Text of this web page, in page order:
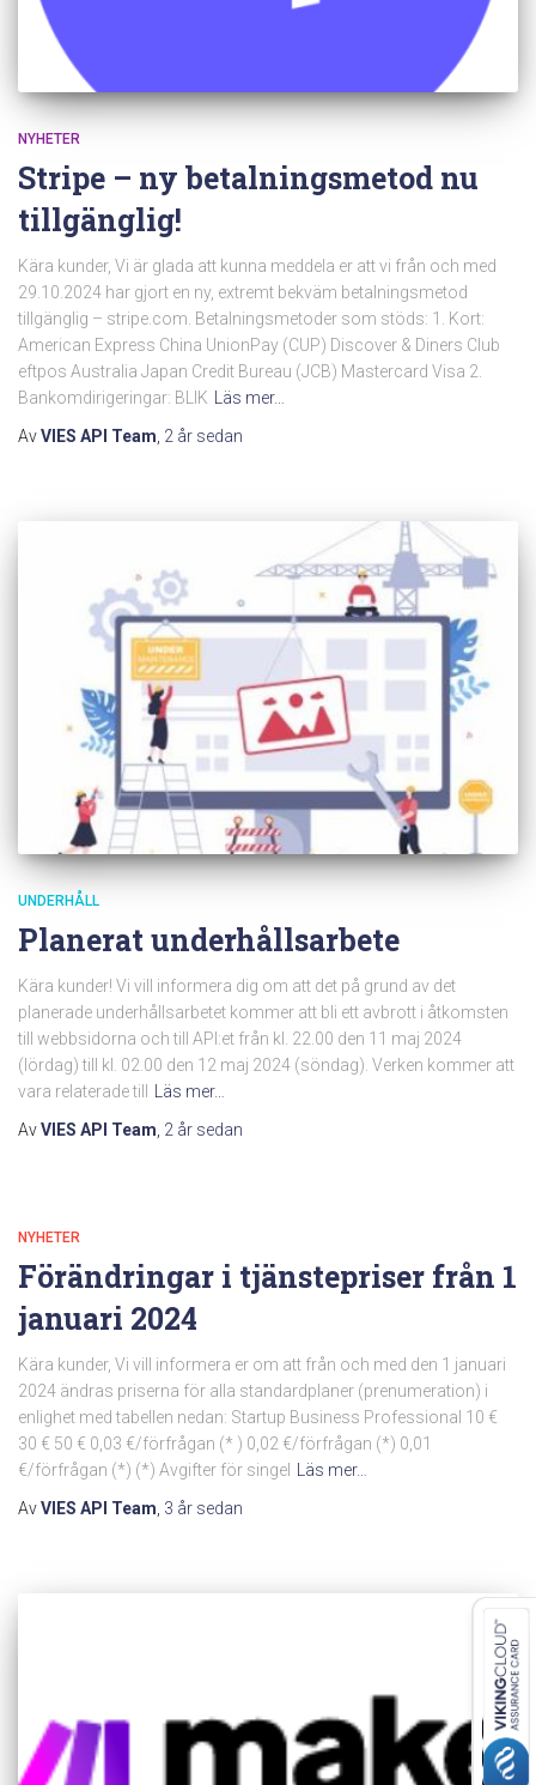
NYHETER
Stripe – ny betalningsmetod nu
tillgänglig!
Kära kunder, Vi är glada att kunna meddela er att vi från och med
29.10.2024 har gjort en ny, extremt bekväm betalningsmetod
tillgänglig – stripe.com. Betalningsmetoder som stöds: 1. Kort:
American Express China UnionPay (CUP) Discover & Diners Club
eftpos Australia Japan Credit Bureau (JCB) Mastercard Visa 2.
Bankomdirigeringar: BLIK
Läs mer…
AvVIES API Team 2 år sedan
UNDERHÅLL
Planerat underhållsarbete
Kära kunder! Vi vill informera dig om att det på grund av det
planerade underhållsarbetet kommer att bli ett avbrott i åtkomsten
till webbsidorna och till API:et från kl. 22.00 den 11 maj 2024
(lördag) till kl. 02.00 den 12 maj 2024 (söndag). Verken kommer att
vara relaterade till
Läs mer…
AvVIES API Team, 2 år sedan
NYHETER
Förändringar i tjänstepriser från 1
januari 2024
Kära kunder, Vi vill informera er om att från och med den 1 januari
2024 ändras priserna för alla standardplaner (prenumeration) i
enlighet med tabellen nedan: Startup Business Professional 10 €
30 € 50 € 0,03 €/förfrågan (* ) 0,02 €/förfrågan (*) 0,01
€/förfrågan (*) (*) Avgifter för singel Läs mer…
AvVIES API Team, 3 år sedan